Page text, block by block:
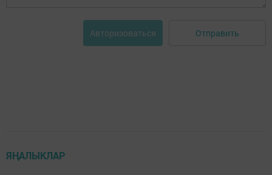
Авторизоваться Отправить
ЯҢАЛЫКЛАР